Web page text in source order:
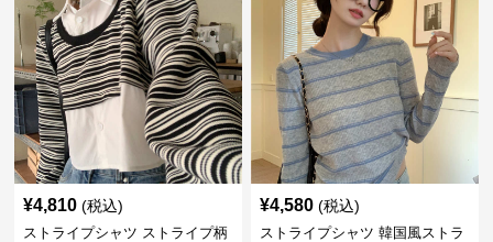
¥4,810 (税込)
ストライプシャツ ストライプ柄
¥4,580 (税込)
ストライプシャツ 韓国風ストラ